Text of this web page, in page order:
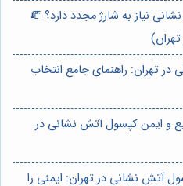
نیاز به شارژ مجدد دارد؟ 🧯
تهران: راهنمای جامع انتخاب
و ایمن کپسول آتش نشانی در
آتش نشانی در تهران: ایمنی را